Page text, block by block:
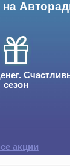
сезон
акции